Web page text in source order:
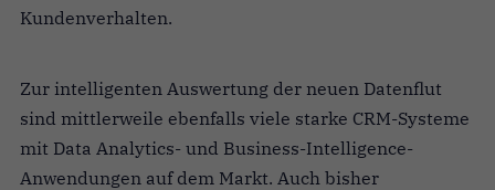
Kundenverhalten.
Zur intelligenten Auswertung der neuen Datenflut
sind mittlerweile ebenfalls viele starke CRM-Systeme
mit Data Analytics- und Business-Intelligence-
Anwendungen auf dem Markt. Auch bisher